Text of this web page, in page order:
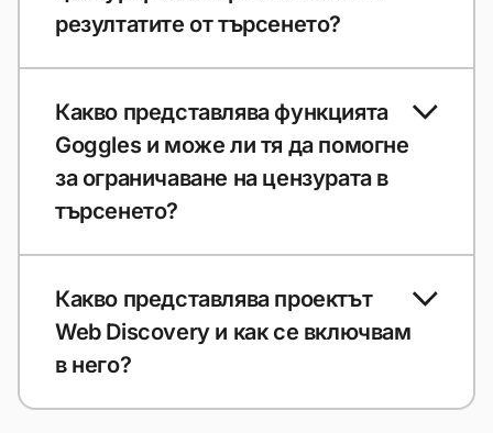
резултатите от търсенето?
Какво представлява функцията
Goggles и може ли тя да помогне
за ограничаване на цензурата в
търсенето?
Какво представлява проектът
Web Discovery и как се включвам
в него?